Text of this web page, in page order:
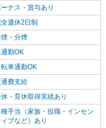
ナス・賞与あり
週休2日制
・分煙
勤OK
転車通勤OK
費支給
休・育休取得実績あり
手当（家族・役職・インセン
ィブなど）あり